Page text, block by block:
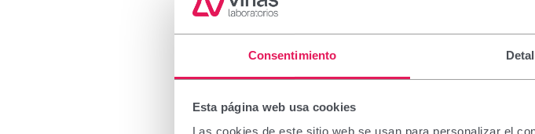
Consentimiento
Esta página web usa cookies